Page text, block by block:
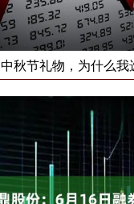
秋节礼物，为什么我